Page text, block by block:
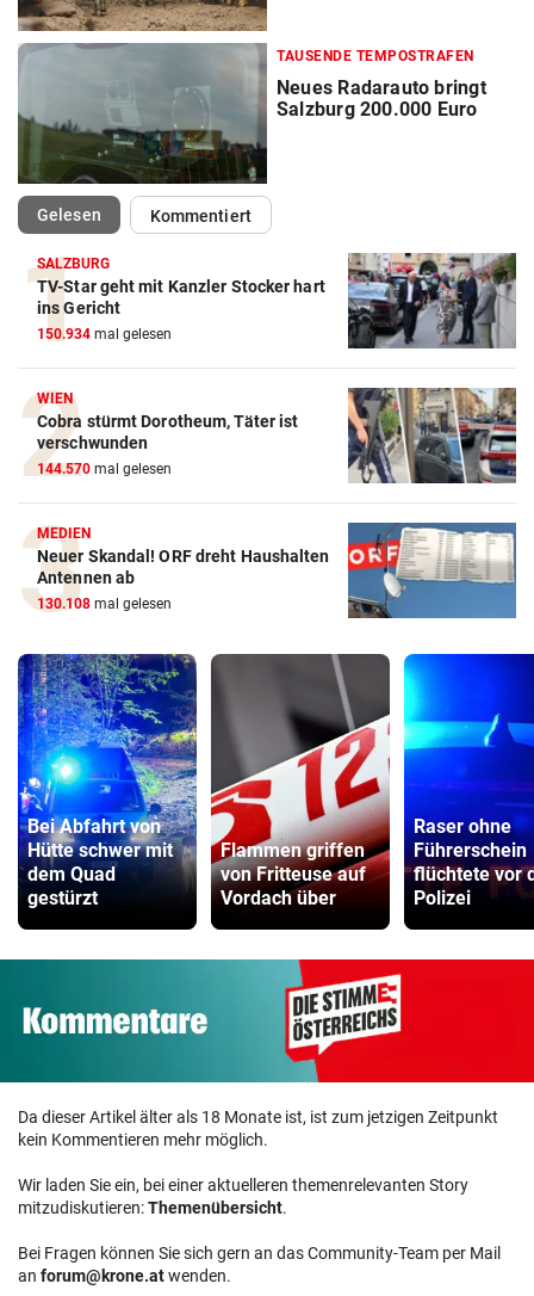
TAUSENDE TEMPOSTRAFEN
Neues Radarauto bringt
Salzburg 200.000 Euro
Gelesen(ausgewählt)Kommentiert
SALZBURG
TV-Star geht mit Kanzler Stocker hart
ins Gericht
150.934 mal gelesen
WIEN
Cobra stürmt Dorotheum, Täter ist
verschwunden
144.570 mal gelesen
MEDIEN
Neuer Skandal! ORF dreht Haushalten
Antennen ab
130.108 mal gelesen
Bei Abfahrt von
Hütte schwer mit
dem Quad
gestürzt
Flammen griffen
von Fritteuse auf
Vordach über
Raser ohne
Führerschein
flüchtete vor
Polizei
Da dieser Artikel älter als 18 Monate ist, ist zum jetzigen Zeitpunkt
kein Kommentieren mehr möglich.
Wir laden Sie ein, bei einer aktuelleren themenrelevanten Story
mitzudiskutieren:Themenübersicht.
Bei Fragen können Sie sich gern an das Community-Team per Mail
an forum@krone.atwenden.